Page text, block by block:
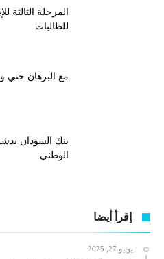
المرحلة
للطالبات
مع البرهان حتي
بنك السودان
الوطني
إقرأ أيضا
يونيو 27, 2025